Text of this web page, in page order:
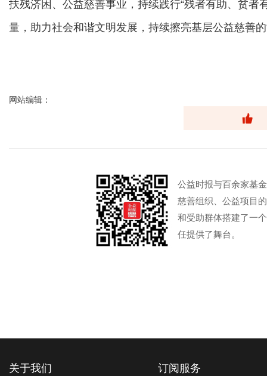
扶残济困、公益慈善事业，持续践行“残者有助、贫者
量，助力社会和谐文明发展，持续擦亮基层公益慈善的
网站编辑：
公益时报与百余家基
慈善组织、公益项目
和受助群体搭建了一
任提供了舞台。
关于我们 订阅服务